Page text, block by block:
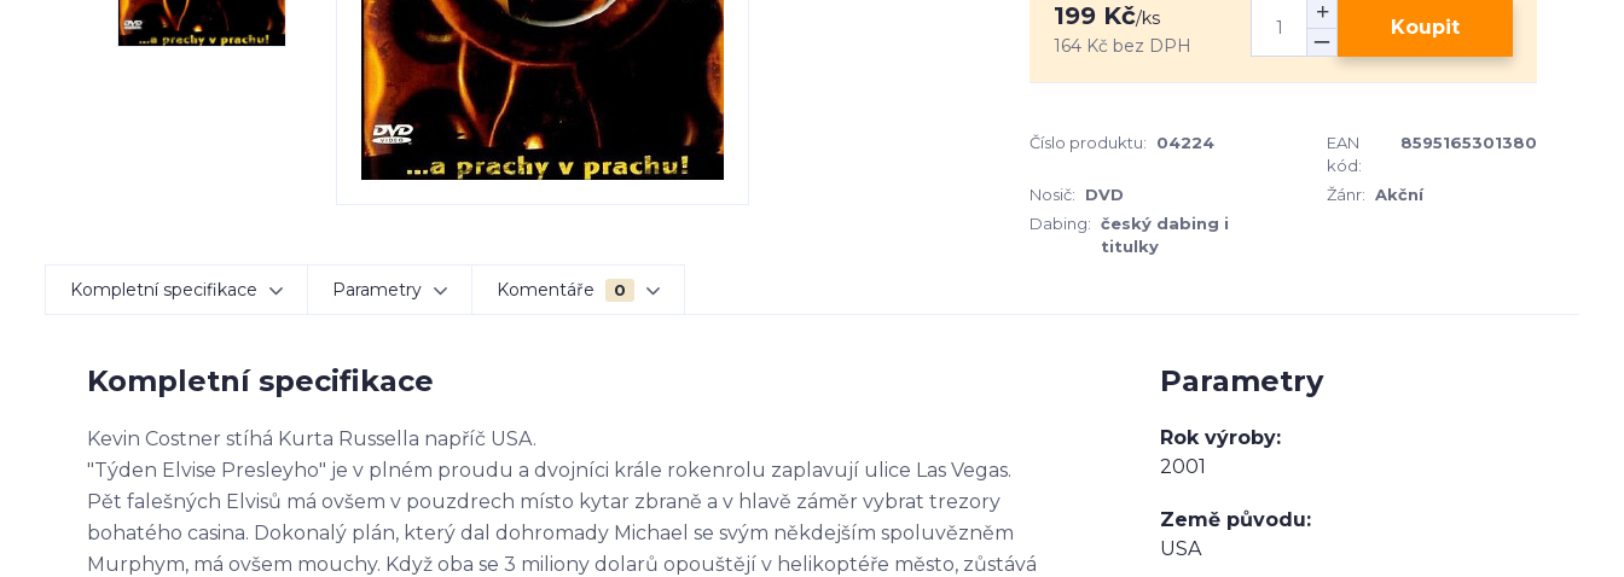
199 Kč/ks
164 Kč bez DPH
Koupit
Číslo produktu: 04224
EAN
kód:
8595165301380
Nosič: DVD Žánr: Akční
Dabing: český dabing i
titulky
Kompletní specifikace Parametry Komentáře 0
Kompletní specifikace
Kevin Costner stíhá Kurta Russella napříč USA.
"Týden Elvise Presleyho" je v plném proudu a dvojníci krále rokenrolu zaplavují ulice Las Vegas.
Pět falešných Elvisů má ovšem v pouzdrech místo kytar zbraně a v hlavě záměr vybrat trezory
bohatého casina. Dokonalý plán, který dal dohromady Michael se svým někdejším spoluvězněm
Murphym, má ovšem mouchy. Když oba se 3 miliony dolarů opouštějí v helikoptéře město, zůstává
Parametry
Rok výroby
2001
Země původu
USA